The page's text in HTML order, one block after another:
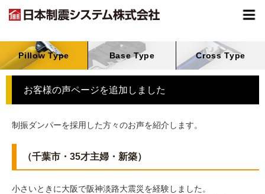
Pillow Type Base Type Cross Type
お客様の声ページを追加しました
制振ダンパーを採用した方々のお声を紹介します。
（千葉市・35才主婦・新築）
小さいときに大阪で阪神淡路大震災を経験しました。